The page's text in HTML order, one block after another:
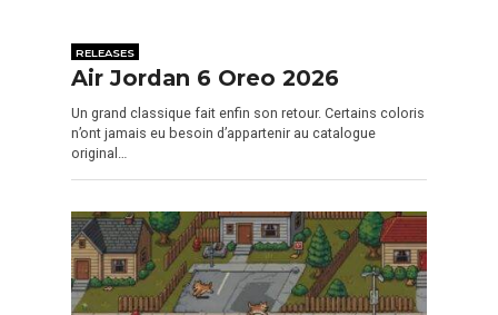
RELEASES
Air Jordan 6 Oreo 2026
Un grand classique fait enfin son retour. Certains coloris
n’ont jamais eu besoin d’appartenir au catalogue
original…